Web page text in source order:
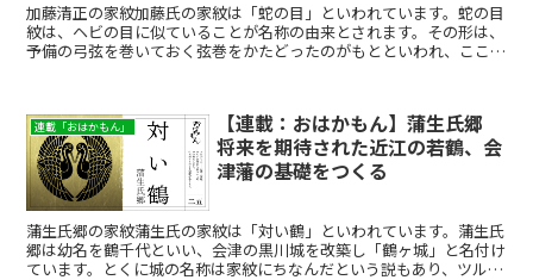
加藤清正の家紋加藤氏の家紋は「蛇の目」といわれています。蛇の目
紋は、ヘビの目に似ていることが名称の由来とされます。その形は、
予備の弓弦を巻いておく弦巻をかたどったのがもとといわれ、ここか
連載「おはかもん」
【連載：おはかもん】蒲生氏郷
将来を期待された近江の若鶴、会
津藩の基礎をつくる
蒲生氏郷の家紋蒲生氏の家紋は「対い鶴」といわれています。蒲生氏
郷は幼名を鶴千代といい、会津の黒川城を改築し「鶴ヶ城」と名付け
ています。とくに城の名称は家紋にちなんだという説もあり、ツルに